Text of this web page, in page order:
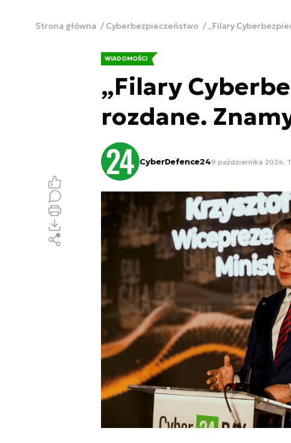
Strona główna Cyberbezpieczeństwo „Filary
WIADOMOŚCI
„Filary
rozdane.
CyberDefence249 października 2024,